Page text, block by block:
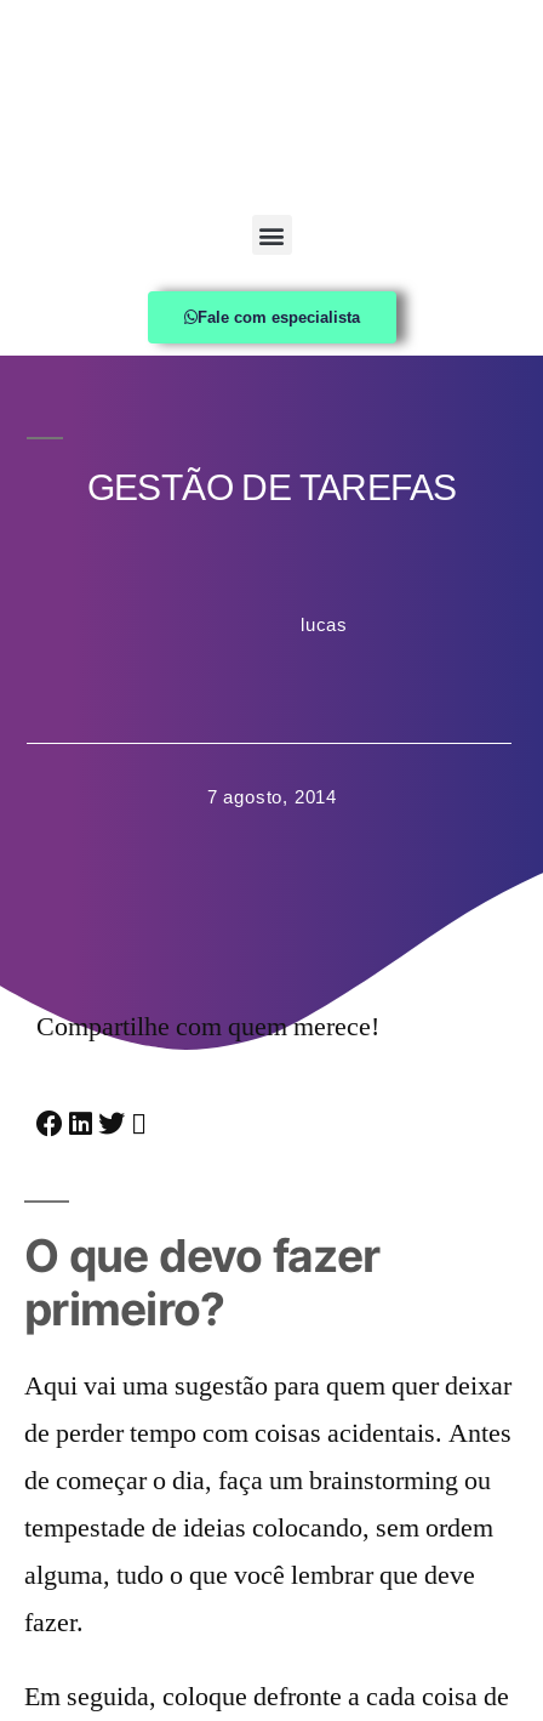
Fale com especialista
GESTÃO DE TAREFAS
lucas
7 agosto, 2014
Compartilhe com quem merece!
O que devo fazer
primeiro?
Aqui vai uma sugestão para quem quer deixar
de perder tempo com coisas acidentais. Antes
de começar o dia, faça um brainstorming ou
tempestade de ideias colocando, sem ordem
alguma, tudo o que você lembrar que deve
fazer.
Em seguida, coloque defronte a cada coisa de